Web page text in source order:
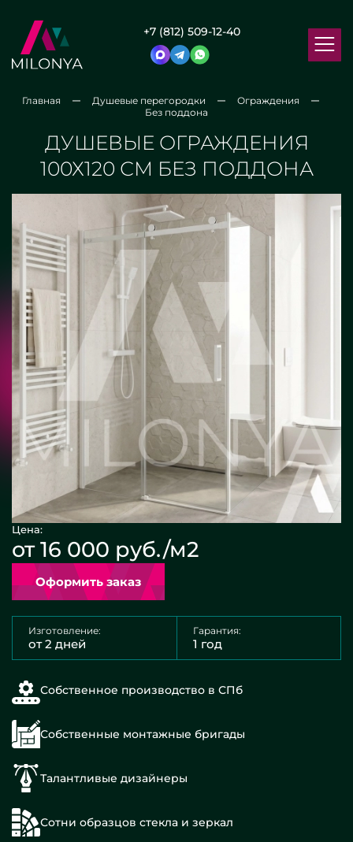
+7 (812) 509-12-40
Главная Душевые перегородки
Ограждения
Без поддона
ДУШЕВЫЕ ОГРАЖДЕНИЯ
100Х120 СМ БЕЗ ПОДДОНА
Цена:
от 16 000 руб./м2
Оформить заказ
Изготовление:
от 2 дней
Гарантия:
1 год
Собственное производство в СПб
Собственные монтажные бригады
Талантливые дизайнеры
Сотни образцов стекла и зеркал